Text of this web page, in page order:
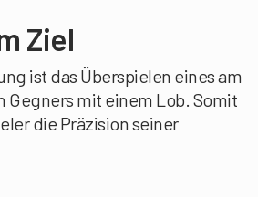
Ziel
ist das Überspielen eines am
Gegners mit einem Lob. Somit
die Präzision seiner